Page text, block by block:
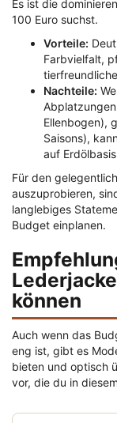
Es ist die
100 Euro suchst.
Vorteile:
Farbvielfalt,
Nachteile:
Ellenbogen),
Saisons),
auf
Für den
auszuprobieren,
langlebiges
Budget einplanen.
können
Auch wenn das
eng ist, gibt es
bieten und optisch
vor, die du in